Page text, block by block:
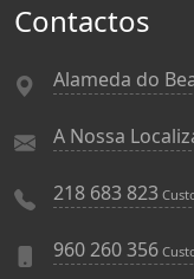
Contactos
Alameda do
A Nossa
218 683 823
960 260 356